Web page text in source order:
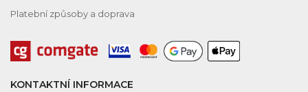
Platební způsoby a doprava
KONTAKTNÍ INFORMACE